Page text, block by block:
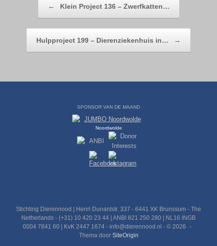
← Klein Project 136 – Zwerfkatten…
Hulpproject 199 – Dierenziekenhuis in… →
SPONSOR VAN DE MAAND
Noordwolde
Stichting Dierennood | Henri Dunantstr. 337 - 6441 XK Brunssum - The
Netherlands - (+31) 10 420 23 44 | ANBI 821 250 280 | NL16 INGB
0004 7841 60 | KvK 2447 1674 - info@dierennood.nl - © 2026
Thema door SiteOrigin